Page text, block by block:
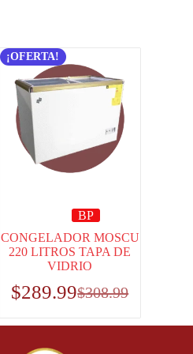
¡OFERTA!
BP
CONGELADOR MOSCU
220 LITROS TAPA DE
VIDRIO
$308.99
$289.99